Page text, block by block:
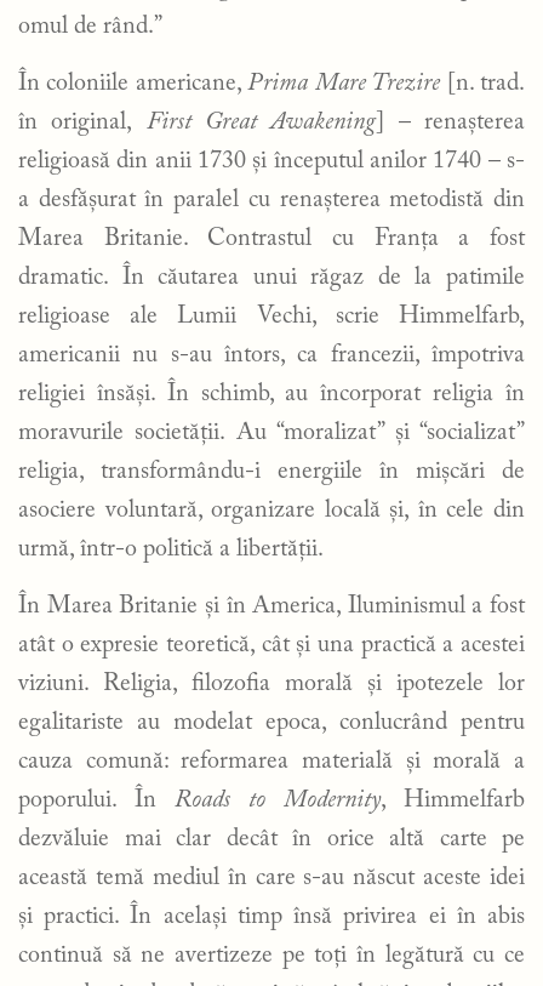
omul de rând.”
În coloniile americane,Prima Mare Trezire[n. trad.
în original, First Great Awakening] – renașterea
religioasă din anii 1730 și începutul anilor 1740 – s-
a desfășurat în paralel cu renașterea metodistă din
Marea Britanie. Contrastul cu Franța a fost
dramatic. În căutarea unui răgaz de la patimile
religioase ale Lumii Vechi, scrie Himmelfarb,
americanii nu s-au întors, ca francezii, împotriva
religiei însăși. În schimb, au încorporat religia în
moravurile societății. Au “moralizat” și “socializat”
religia, transformându-i energiile în mișcări de
asociere voluntară, organizare locală și, în cele din
urmă, într-o politică a libertății.
În Marea Britanie și în America, Iluminismul a fost
atât o expresie teoretică, cât și una practică a acestei
viziuni. Religia, filozofia morală și ipotezele lor
egalitariste au modelat epoca, conlucrând pentru
cauza comună: reformarea materială și morală a
poporului. În Roads to Modernity, Himmelfarb
dezvăluie mai clar decât în orice altă carte pe
această temă mediul în care s-au născut aceste idei
și practici. În același timp însă privirea ei în abis
continuă să ne avertizeze pe toți în legătură cu ce